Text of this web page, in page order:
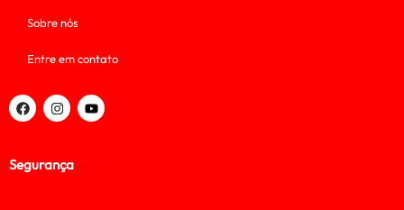
Sobre nós
Entre em contato
Segurança